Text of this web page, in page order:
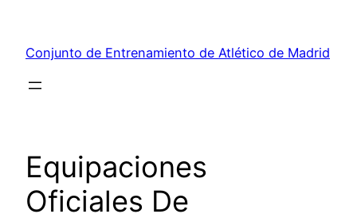
contenido
Conjunto de Entrenamiento de Atlético de Madrid
Equipaciones
Oficiales De